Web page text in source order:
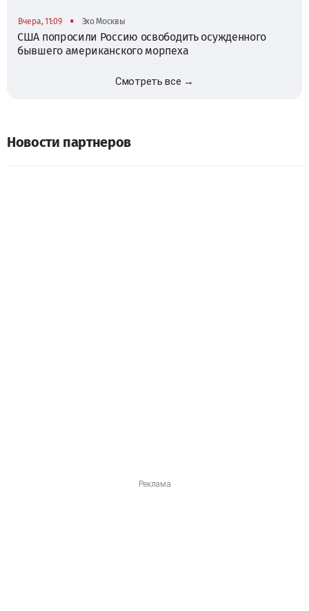
Вчера, 11:09 • Эхо Москвы
США попросили Россию освободить осужденного
бывшего американского морпеха
Смотреть все →
Новости партнеров